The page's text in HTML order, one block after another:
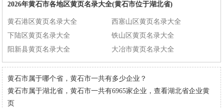
2026年黄石市各地区黄页名录大全(黄石市位于湖北省)
黄石港区黄页名录大全
西塞山区黄页名录大全
下陆区黄页名录大全
铁山区黄页名录大全
阳新县黄页名录大全
大冶市黄页名录大全
黄石市属于哪个省，黄石市一共有多少企业？
黄石市属于湖北省，黄石市一共有6965家企业，查看湖北省企业黄
页